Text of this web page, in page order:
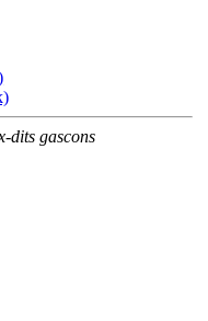
dits gascons